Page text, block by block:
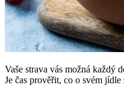
Vaše strava vás možná každý
Je čas prověřit, co o svém jídle